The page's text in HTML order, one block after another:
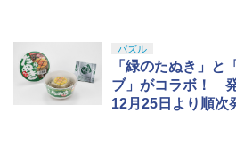
パズル
「緑のたぬき」と
ブ」がコラボ！
12月25日より順次